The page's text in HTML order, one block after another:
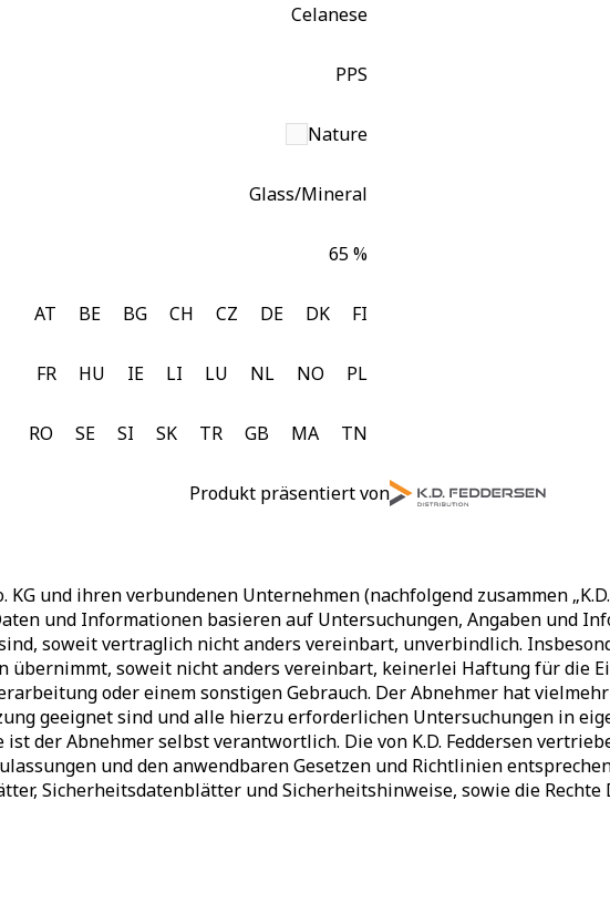
Celanese
PPS
Nature
Glass/Mineral
65 %
AT BE BG CH CZ DE DK FI
FR HU IE LI LU NL NO PL
RO SE SI SK TR GB MA TN
Produkt präsentiert von
KG und ihren verbundenen Unternehmen (nachfolgend zusammen
und Informationen basieren auf Untersuchungen, Angaben und
soweit vertraglich nicht anders vereinbart, unverbindlich.
übernimmt, soweit nicht anders vereinbart, keinerlei Haftung für die
oder einem sonstigen Gebrauch. Der Abnehmer hat
geeignet sind und alle hierzu erforderlichen Untersuchungen in
der Abnehmer selbst verantwortlich. Die von K.D. Feddersen
und den anwendbaren Gesetzen und Richtlinien
Sicherheitsdatenblätter und Sicherheitshinweise, sowie die